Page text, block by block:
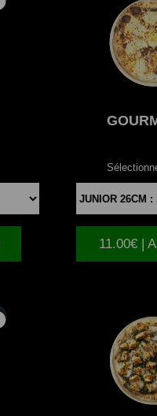
11.00€ |